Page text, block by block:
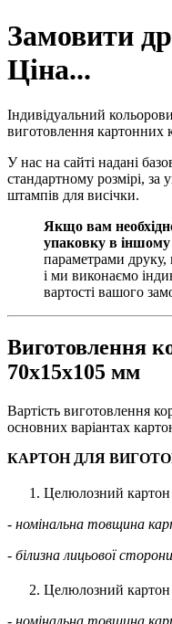
Замовити
Ціна...
Індивідуальний
виготовлення картонних
У нас на сайті надані
стандартному розмірі,
штампів для висічки.
Якщо вам
упаковку в іншому
параметрами друку,
і ми виконаємо
вартості вашого
Виготовлення
70х15х105 мм
Вартість виготовлення
основних варіантах
КАРТОН ДЛЯ
Целюлозний картон
- номінальна товщина
- білизна лицьової
Целюлозний картон